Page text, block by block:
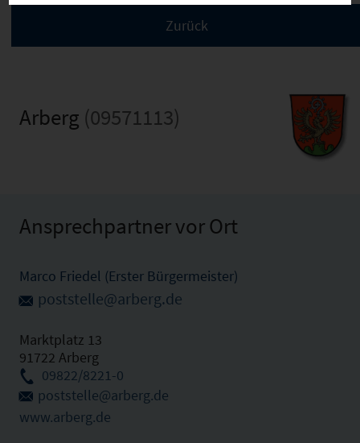
Arberg (09571113)
Ansprechpartner vor Ort
Marco Friedel (Erster Bürgermeister)
poststelle@arberg.de
Marktplatz 13
91722 Arberg
09822/8221-0
poststelle@arberg.de
www.arberg.de